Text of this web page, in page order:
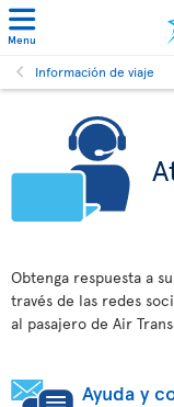
Menu
Información de viaje
Obtenga respuesta a
través de las redes
al pasajero de Air
Ayuda y